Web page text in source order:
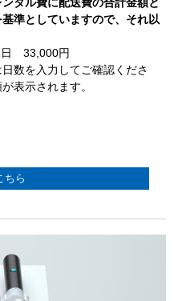
準としていますので、それ以
日 33,000円
数を入力してご確認くださ
表示されます。
ちら